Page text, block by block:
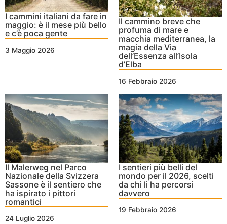
I cammini italiani da fare in
maggio: è il mese più bello
e c’è poca gente
3 Maggio 2026
Il cammino breve che
profuma di mare e
macchia mediterranea, la
magia della Via
dell’Essenza all’Isola
d’Elba
16 Febbraio 2026
Il Malerweg nel Parco
Nazionale della Svizzera
Sassone è il sentiero che
ha ispirato i pittori
romantici
24 Luglio 2026
I sentieri più belli del
mondo per il 2026, scelti
da chi li ha percorsi
davvero
19 Febbraio 2026